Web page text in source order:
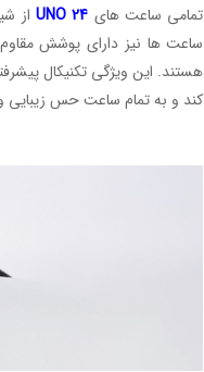
تمامی ساعت های UNO 24
از
ساعت ها نیز دارای پوشش
هستند. این ویژگی تکنیکال
کند و به تمام ساعت حس